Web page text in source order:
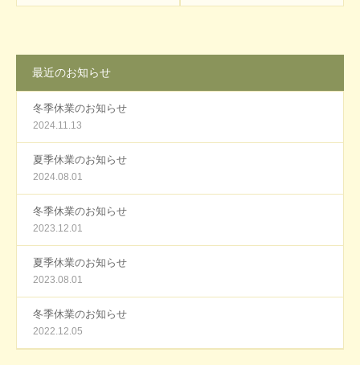
最近のお知らせ
冬季休業のお知らせ
2024.11.13
夏季休業のお知らせ
2024.08.01
冬季休業のお知らせ
2023.12.01
夏季休業のお知らせ
2023.08.01
冬季休業のお知らせ
2022.12.05